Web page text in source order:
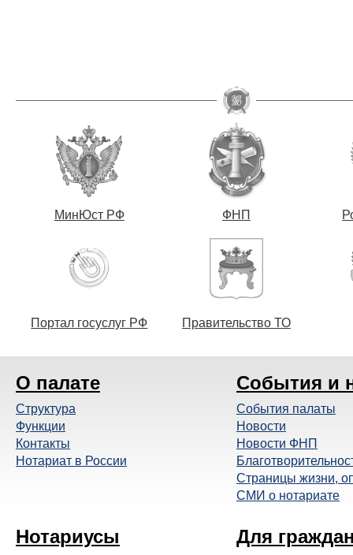
МинЮст РФ ФНП
Портал госуслуг РФ Правительство ТО
О палате
Структура
Функции
Контакты
Нотариат в России
События и
События палаты
Новости
Новости ФНП
Страницы жизни,
СМИ о нотариате
Нотариусы Для